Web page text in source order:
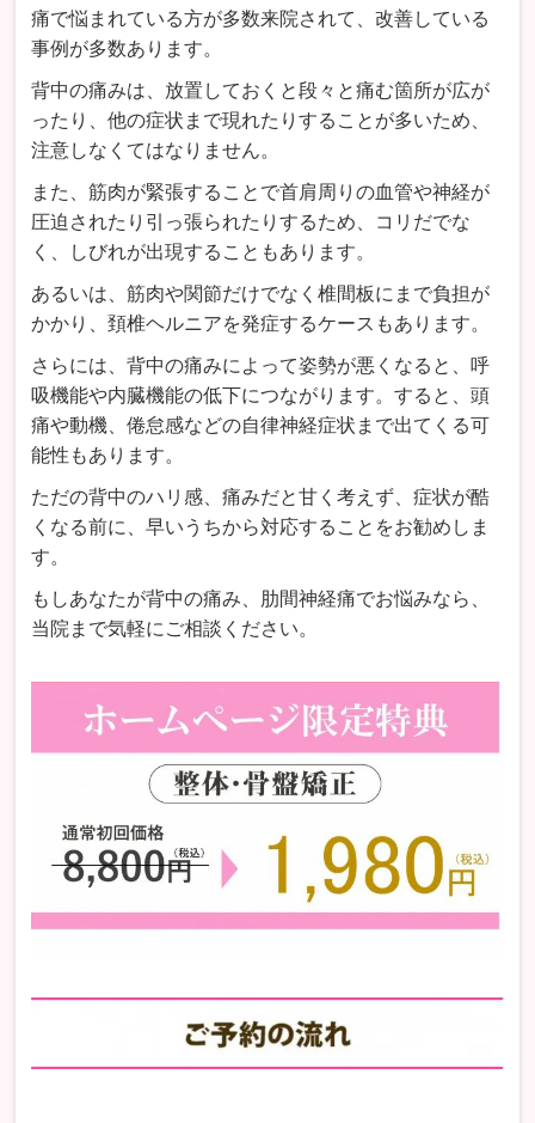
痛で悩まれている方が多数来院されて、改善している
事例が多数あります。
背中の痛みは、放置しておくと段々と痛む箇所が広が
ったり、他の症状まで現れたりすることが多いため、
注意しなくてはなりません。
また、筋肉が緊張することで首肩周りの血管や神経が
圧迫されたり引っ張られたりするため、コリだでな
く、しびれが出現することもあります。
あるいは、筋肉や関節だけでなく椎間板にまで負担が
かかり、頚椎ヘルニアを発症するケースもあります。
さらには、背中の痛みによって姿勢が悪くなると、呼
吸機能や内臓機能の低下につながります。すると、頭
痛や動機、倦怠感などの自律神経症状まで出てくる可
能性もあります。
ただの背中のハリ感、痛みだと甘く考えず、症状が酷
くなる前に、早いうちから対応することをお勧めしま
す。
もしあなたが背中の痛み、肋間神経痛でお悩みなら、
当院まで気軽にご相談ください。